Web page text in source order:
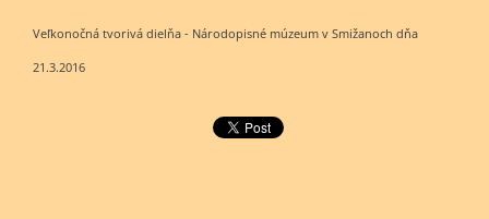
Veľkonočná tvorivá dielňa - Národopisné múzeum v Smižanoch dňa
21.3.2016